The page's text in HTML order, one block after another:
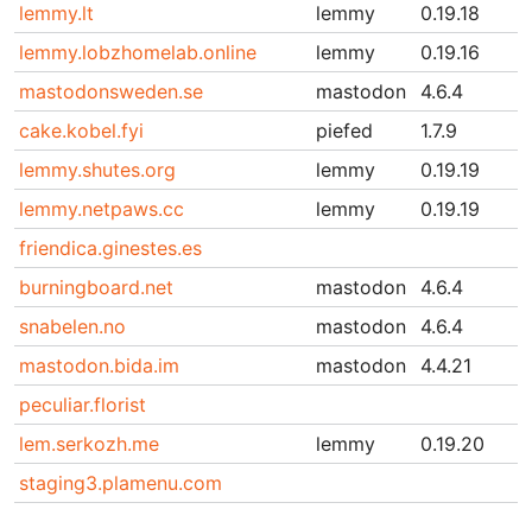
lemmy.lt
lemmy
0.19.18
lemmy.lobzhomelab.online
lemmy
0.19.16
mastodonsweden.se
mastodon
4.6.4
cake.kobel.fyi
piefed
1.7.9
lemmy.shutes.org
lemmy
0.19.19
lemmy.netpaws.cc
lemmy
0.19.19
friendica.ginestes.es
burningboard.net
mastodon
4.6.4
snabelen.no
mastodon
4.6.4
mastodon.bida.im
mastodon
4.4.21
peculiar.florist
lem.serkozh.me
lemmy
0.19.20
staging3.plamenu.com